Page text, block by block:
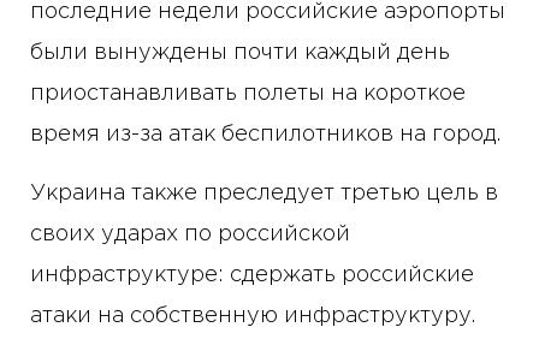
последние недели российские аэропорты
были вынуждены почти каждый день
приостанавливать полеты на короткое
время из-за атак беспилотников на город.
Украина также преследует третью цель в
своих ударах по российской
инфраструктуре: сдержать российские
атаки на собственную инфраструктуру.